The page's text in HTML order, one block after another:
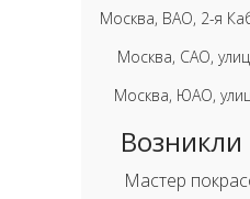
Москва, ВАО, 2-я
Москва, САО,
Москва, ЮАО,
Мастер